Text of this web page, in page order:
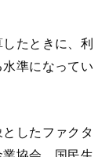
たときに、利
準になってい
したファクタ